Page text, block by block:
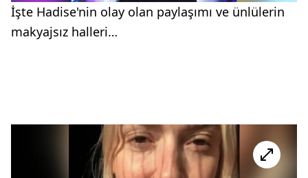
İşte Hadise'nin olay olan paylaşımı ve ünlülerin
makyajsız halleri…